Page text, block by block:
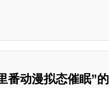
番动漫拟态催眠”